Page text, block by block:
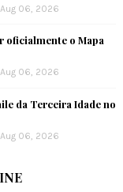
Aug 06, 2026
oficialmente o Mapa
Aug 06, 2026
da Terceira Idade no
Aug 06, 2026